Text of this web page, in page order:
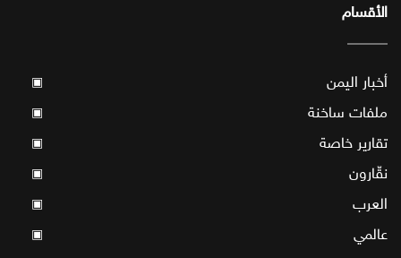
الأقسام
أخبار اليمن ▣
ملفات ساخنة ▣
تقارير خاصة ▣
نقّارون ▣
العرب ▣
عالمي ▣